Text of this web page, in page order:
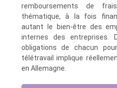
remboursements de
thématique, à la fois
autant le bien-être des
internes des entreprises.
obligations de chacun
télétravail implique
en Allemagne.